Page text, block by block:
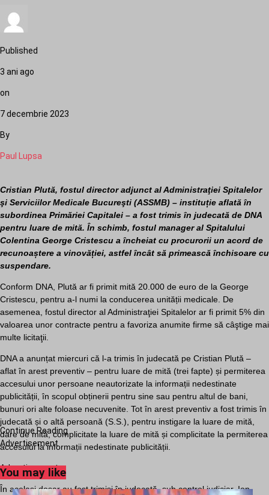
Published
3 ani ago
on
7 decembrie 2023
By
Paul Lupsa
Cristian Plută, fostul director adjunct al Administraţiei Spitalelor
şi Serviciilor Medicale Bucureşti (ASSMB) – instituție aflată în
subordinea Primăriei Capitalei – a fost trimis în judecată de DNA
pentru luare de mită. În schimb, fostul manager al Spitalului
Colentina George Cristescu a încheiat cu procurorii un acord de
recunoaștere a vinovăției, astfel încât să primească închisoare cu
suspendare.
Conform DNA, Plută ar fi primit mită 20.000 de euro de la George
Cristescu, pentru a-l numi la conducerea unității medicale. De
asemenea, fostul director al Administraţiei Spitalelor ar fi primit 5% din
valoarea unor contracte pentru a favoriza anumite firme să câştige mai
multe licitaţii.
DNA a anunțat miercuri că l-a trimis în judecată pe Cristian Plută –
aflat în arest preventiv – pentru luare de mită (trei fapte) și permiterea
accesului unor persoane neautorizate la informații nedestinate
publicității, în scopul obținerii pentru sine sau pentru altul de bani,
bunuri ori alte foloase necuvenite. Tot în arest preventiv a fost trimis în
judecată și o altă persoană (S.S.), pentru instigare la luare de mită,
dare de mită, complicitate la luare de mită și complicitate la permiterea
accesului la informații nedestinate publicității.
Advertisement
În același dosar au fost trimiși în judecată, sub control judiciar, Ion
Continue Reading
Advertisement
You may like